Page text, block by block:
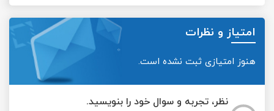
امتیاز و نظرات
هنوز امتیازی ثبت نشده است.
نظر، تجربه و سوال خود را بنویسید.